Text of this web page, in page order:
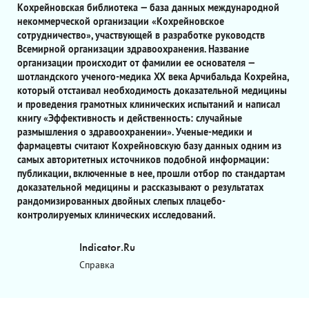
Кохрейновская библиотека — база данных международной
некоммерческой организации «Кохрейновское
сотрудничество», участвующей в разработке руководств
Всемирной организации здравоохранения. Название
организации происходит от фамилии ее основателя —
шотландского ученого-медика XX века Арчибальда Кохрейна,
который отстаивал необходимость доказательной медицины
и проведения грамотных клинических испытаний и написал
книгу «Эффективность и действенность: случайные
размышления о здравоохранении». Ученые-медики и
фармацевты считают Кохрейновскую базу данных одним из
самых авторитетных источников подобной информации:
публикации, включенные в нее, прошли отбор по стандартам
доказательной медицины и рассказывают о результатах
рандомизированных двойных слепых плацебо-
контролируемых клинических исследований.
Indicator.Ru
Справка